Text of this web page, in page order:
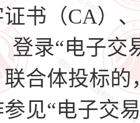
书（CA）
登录“电子
合体投标
参见“电子交